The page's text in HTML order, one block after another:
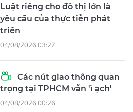
Luật riêng cho đô thị lớn là
yêu cầu của thực tiễn phát
triển
04/08/2026 03:27
Các nút giao thông quan
trọng tại TPHCM vẫn 'ì ạch'
04/08/2026 00:26